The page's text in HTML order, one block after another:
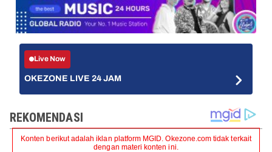
Live Now
OKEZONE LIVE 24 JAM